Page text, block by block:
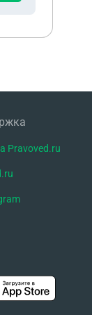
Pravoved.ru